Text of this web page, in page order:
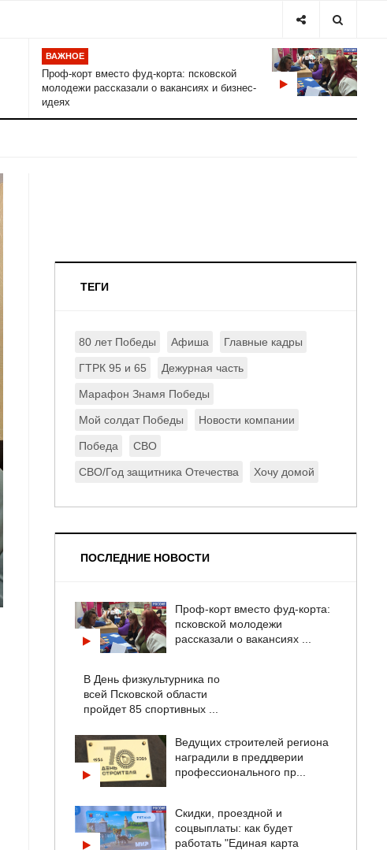
ВАЖНОЕ
Проф-корт вместо фуд-корта: псковской
молодежи рассказали о вакансиях и бизнес-
идеях
ТЕГИ
80 лет Победы Афиша Главные кадры
ГТРК 95 и 65 Дежурная часть
Марафон Знамя Победы
Мой солдат Победы Новости компании
Победа СВО
СВО/Год защитника Отечества Хочу домой
ПОСЛЕДНИЕ НОВОСТИ
Проф-корт вместо фуд-корта:
псковской молодежи
рассказали о вакансиях ...
В День физкультурника по
всей Псковской области
пройдет 85 спортивных ...
Ведущих строителей региона
наградили в преддверии
профессионального пр...
Скидки, проездной и
соцвыплаты: как будет
работать "Единая карта